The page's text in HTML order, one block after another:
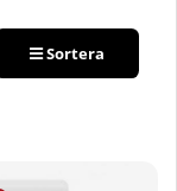
större mängder
flera
Sortera